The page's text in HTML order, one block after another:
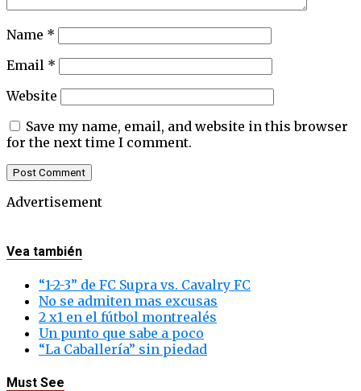
Name *
Email *
Website
Save my name, email, and website in this browser
for the next time I comment.
Advertisement
Vea también
“1-2-3” de FC Supra vs. Cavalry FC
No se admiten mas excusas
2 x1 en el fútbol montrealés
Un punto que sabe a poco
“La Caballería” sin piedad
Must See